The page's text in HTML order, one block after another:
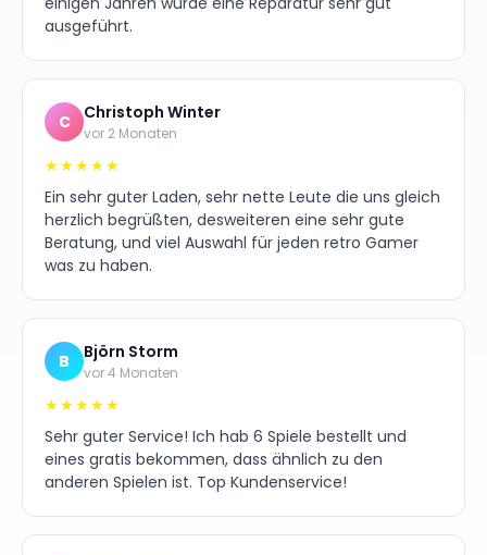
ausgeführt.
C Christoph Winter
vor 2 Monaten
★★★★★
Ein sehr guter Laden, sehr nette Leute die uns gleich
herzlich begrüßten, desweiteren eine sehr gute
Beratung, und viel Auswahl für jeden retro Gamer
was zu haben.
B Björn Storm
vor 4 Monaten
★★★★★
Sehr guter Service! Ich hab 6 Spiele bestellt und
eines gratis bekommen, dass ähnlich zu den
anderen Spielen ist. Top Kundenservice!